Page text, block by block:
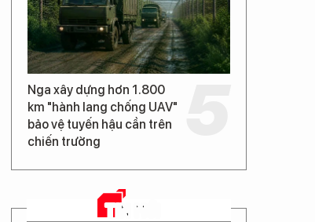
Nga xây dựng hơn 1.800
km "hành lang chống UAV"
bảo vệ tuyến hậu cần trên
chiến trường
TIN MỚI